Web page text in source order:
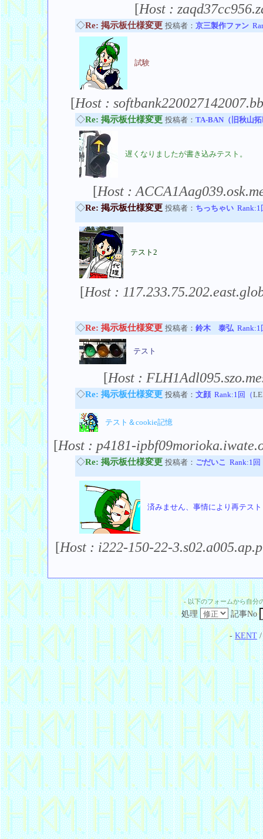
[Host :
◇Re: 掲示板仕様変更 投稿者： 京三製作ファン
試験
[Host :
◇Re: 掲示板仕様変更 投稿者： TA-BAN（旧秋山
遅くなりましたが書き込みテスト。
[Host :
◇Re: 掲示板仕様変更 投稿者： ちっちゃい Rank:1
テスト2
[Host :
◇Re: 掲示板仕様変更 投稿者： 鈴木 泰弘 Rank:1
テスト
[Host :
◇Re: 掲示板仕様変更 投稿者： 文顔 Rank:1回（
テスト＆cookie記憶
[Host : p4181-
◇Re: 掲示板仕様変更 投稿者： ごだいこ Rank:1回
済みません、事情により再テス
[Host : i222-150-22-
- 以下のフォームから自分
処理 記事No
-KENT/